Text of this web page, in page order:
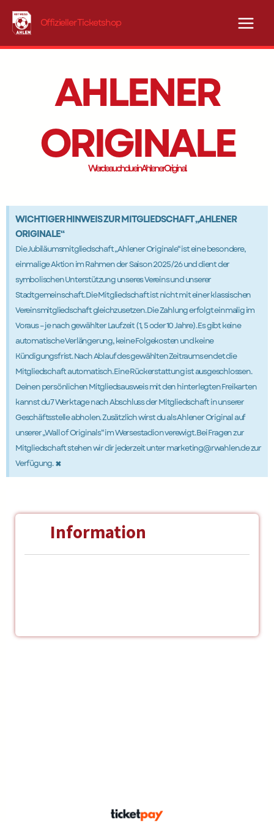
Inhalt
springen
Offizieller Ticketshop
AHLENER
ORIGINALE
Werde auch du ein Ahlener Original.
WICHTIGER HINWEIS ZUR MITGLIEDSCHAFT „AHLENER
ORIGINALE“
Die Jubiläumsmitgliedschaft „Ahlener Originale“ ist eine besondere,
einmalige Aktion im Rahmen der Saison 2025/26 und dient der
symbolischen Unterstützung unseres Vereins und unserer
Stadtgemeinschaft. Die Mitgliedschaft ist nicht mit einer klassischen
Vereinsmitgliedschaft gleichzusetzen. Die Zahlung erfolgt einmalig im
Voraus – je nach gewählter Laufzeit (1, 5 oder 10 Jahre). Es gibt keine
automatische Verlängerung, keine Folgekosten und keine
Kündigungsfrist. Nach Ablauf des gewählten Zeitraums endet die
Mitgliedschaft automatisch. Eine Rückerstattung ist ausgeschlossen.
Deinen persönlichen Mitgliedsausweis mit den hinterlegten Freikarten
kannst du 7 Werktage nach Abschluss der Mitgliedschaft in unserer
Geschäftsstelle abholen. Zusätzlich wirst du als Ahlener Original auf
unserer „Wall of Originals“ im Wersestadion verewigt. Bei Fragen zur
Mitgliedschaft stehen wir dir jederzeit unter marketing@rwahlen.de zur
Verfügung. ×